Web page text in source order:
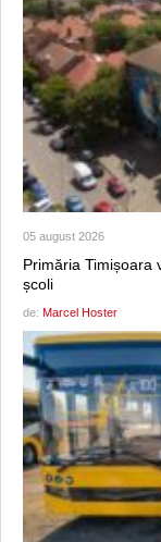
05 august 2026
Primăria Timișoara
școli
de: Marcel Hoster